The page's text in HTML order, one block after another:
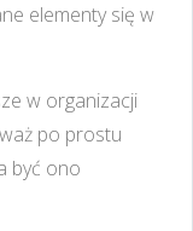
elementy się w
w organizacji
po prostu
być ono